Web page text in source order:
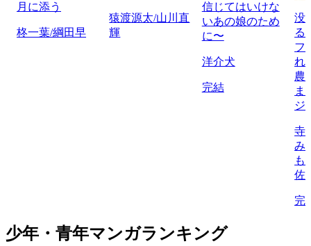
月に添う
柊一葉/綱田早
猿渡源太/山川直
輝
信じてはいけな
いあの娘のため
に〜
洋介犬
完結
没
る
フ
れ
農
ま
ジ
寺
み
も
佐
完
少年・青年マンガランキング